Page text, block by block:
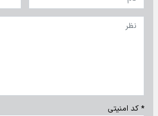
* کد امنیتی